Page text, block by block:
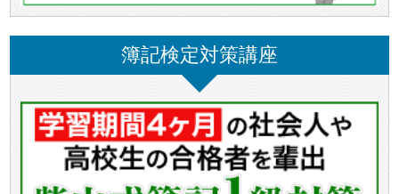
簿記検定対策講座